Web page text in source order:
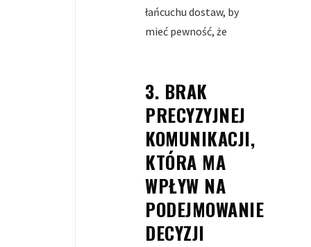
łańcuchu dostaw, by
mieć pewność, że
3. BRAK
PRECYZYJNEJ
KOMUNIKACJI,
KTÓRA MA
WPŁYW NA
PODEJMOWANIE
DECYZJI